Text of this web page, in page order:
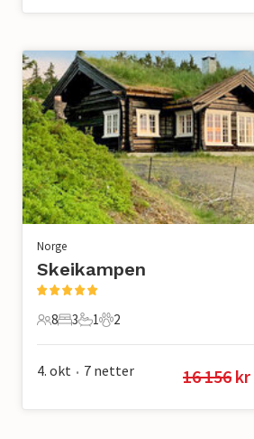
Norge
Skeikampen
8 Gjester
8
3 Soverom
3
1 Bad
1
2 Kjæledyr
2
4. okt • 7 netter 16 156 kr